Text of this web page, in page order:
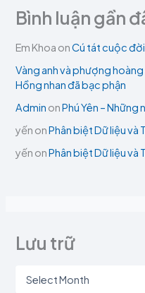
Bình luận gần
Em Khoa onCú tát cuộc đời
Vàng anh và phượng
Hồng nhan đã bạc phận
Admin onPhú Yên –
yến onPhân biệt Dữ liệu và
yến onPhân biệt Dữ liệu và
Lưu trữ